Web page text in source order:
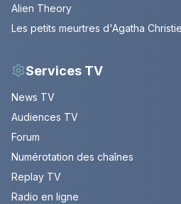
Alien Theory
Les petits meurtres d'Agatha Christie
Services TV
News TV
Audiences TV
Forum
Numérotation des chaînes
Replay TV
Radio en ligne